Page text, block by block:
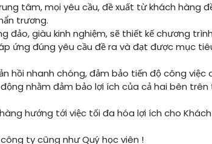
tâm, mọi yêu cầu, đề xuất từ khách hàng
trương.
đảo, giàu kinh nghiệm, sẽ thiết kế chương
ứng đúng yêu cầu đề ra và đạt được mục
hồi nhanh chóng, đảm bảo tiến độ công việc
nhằm đảm bảo lợi ích của cả hai bên
hướng tới việc tối đa hóa lợi ích cho
ty cũng như Quý học viên !